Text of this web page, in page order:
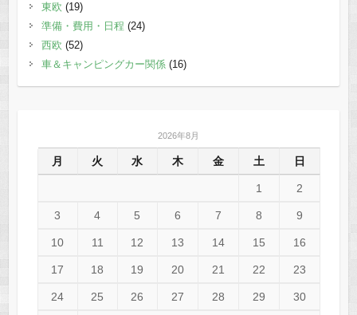
東欧 (19)
準備・費用・日程 (24)
西欧 (52)
車＆キャンピングカー関係(16)
2026年8月
月 火 水 木 金 土 日
1 2
3 4 5 6 7 8 9
10 11 12 13 14 15 16
17 18 19 20 21 22 23
24 25 26 27 28 29 30